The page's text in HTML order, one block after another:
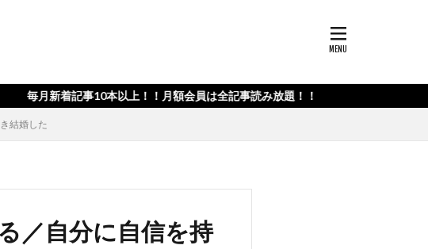
事10本以上！！月額会員は全記事読み放題！！
結婚した
／自分に自信を持